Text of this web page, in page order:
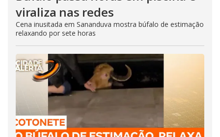
viraliza nas redes
Cena inusitada em Sananduva mostra búfalo de estimação
relaxando por sete horas